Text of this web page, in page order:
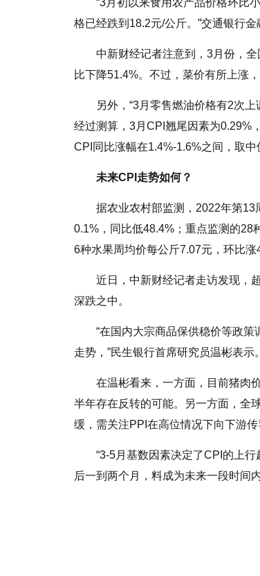
“3月初以来食用农产品价格环比
格已经跌到18.2元/公斤。”交通银行
中新财经记者注意到，3月份，
比下降51.4%。不过，菜价有所上涨
另外，“3月零售燃油价格有2次
经过测算，3月CPI翘尾因素为0.29%
CPI同比涨幅在1.4%-1.6%之间，取
未来CPI走势如何？
据农业农村部监测，2022年第
0.1%，同比低48.4%；重点监测的28
6种水果周均价每公斤7.07元，环比涨
近日，中新财经记者走访发现，
深跌之中。
“在国内大宗商品保供稳价等政
走势，”民生银行首席研究员温彬表示。
在温彬看来，一方面，目前猪肉
半年存在反转的可能。另一方面，全
缓，需关注PPI在高位情况下向下游传
“3-5月基数因素决定了CPI的上
后一到两个月，料成为未来一段时间